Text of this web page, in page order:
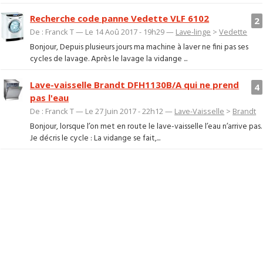
2
Recherche code panne Vedette VLF 6102
De : Franck T — Le 14 Aoû 2017 - 19h29 — Lave-linge >Vedette
Bonjour, Depuis plusieurs jours ma machine à laver ne fini pas ses
cycles de lavage. Après le lavage la vidange ...
4
Lave-vaisselle Brandt DFH1130B/A qui ne prend
pas l'eau
De : Franck T — Le 27 Juin 2017 - 22h12 — Lave-Vaisselle > Brandt
Bonjour, lorsque l’on met en route le lave-vaisselle l’eau n’arrive pas.
Je décris le cycle : La vidange se fait,...